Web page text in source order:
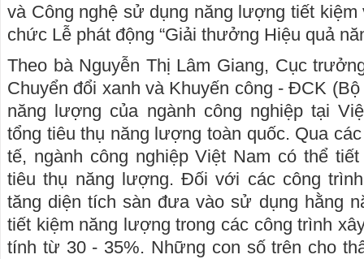
và Công nghệ sử dụng năng lượng tiết kiệm
chức Lễ phát động “Giải thưởng Hiệu quả
Theo bà Nguyễn Thị Lâm Giang, Cục
Chuyển đổi xanh và Khuyến công - ĐCK
năng lượng của ngành công nghiệp tại
tổng tiêu thụ năng lượng toàn quốc. Qua
tế, ngành công nghiệp Việt Nam có thể
tiêu thụ năng lượng. Đối với các công
tăng diện tích sàn đưa vào sử dụng hằng
tiết kiệm năng lượng trong các công trình
tính từ 30 - 35%. Những con số trên cho